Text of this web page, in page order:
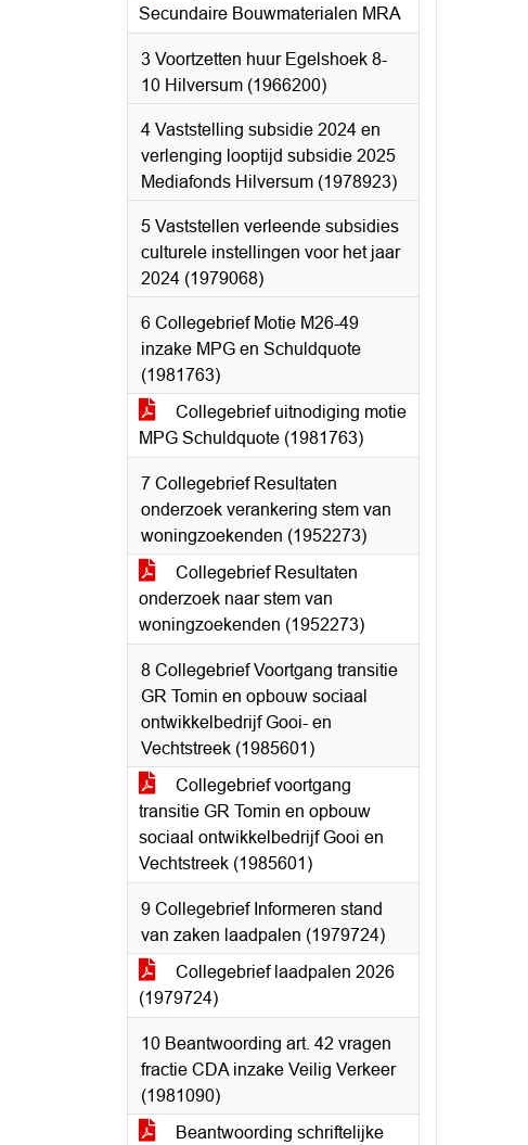
Secundaire Bouwmaterialen MRA
3 Voortzetten huur Egelshoek 8-
10 Hilversum (1966200)
4 Vaststelling subsidie 2024 en
verlenging looptijd subsidie 2025
Mediafonds Hilversum (1978923)
5 Vaststellen verleende subsidies
culturele instellingen voor het jaar
2024 (1979068)
6 Collegebrief Motie M26-49
inzake MPG en Schuldquote
(1981763)
Collegebrief uitnodiging motie
MPG Schuldquote (1981763)
7 Collegebrief Resultaten
onderzoek verankering stem van
woningzoekenden (1952273)
Collegebrief Resultaten
onderzoek naar stem van
woningzoekenden (1952273)
8 Collegebrief Voortgang transitie
GR Tomin en opbouw sociaal
ontwikkelbedrijf Gooi- en
Vechtstreek (1985601)
Collegebrief voortgang
transitie GR Tomin en opbouw
sociaal ontwikkelbedrijf Gooi en
Vechtstreek (1985601)
9 Collegebrief Informeren stand
van zaken laadpalen (1979724)
Collegebrief laadpalen 2026
(1979724)
10 Beantwoording art. 42 vragen
fractie CDA inzake Veilig Verkeer
(1981090)
Beantwoording schriftelijke